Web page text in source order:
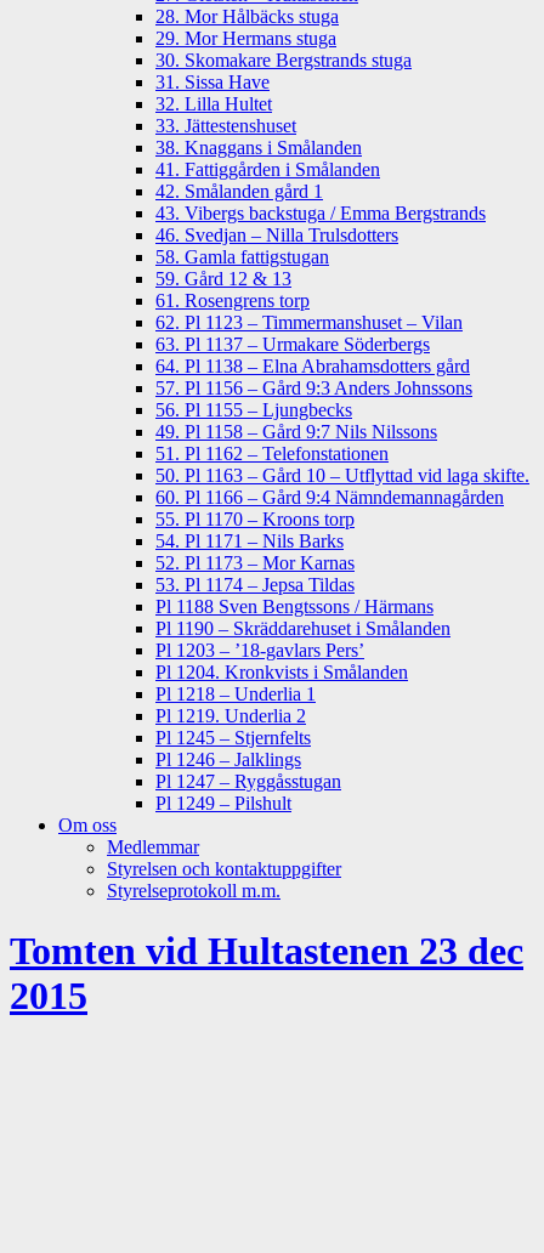
28. Mor Hålbäcks stuga
29. Mor Hermans stuga
30. Skomakare Bergstrands stuga
31. Sissa Have
32. Lilla Hultet
33. Jättestenshuset
38. Knaggans i Smålanden
41. Fattiggården i Smålanden
42. Smålanden gård 1
43. Vibergs backstuga / Emma Bergstrands
46. Svedjan – Nilla Trulsdotters
58. Gamla fattigstugan
59. Gård 12 & 13
61. Rosengrens torp
62. Pl 1123 – Timmermanshuset – Vilan
63. Pl 1137 – Urmakare Söderbergs
64. Pl 1138 – Elna Abrahamsdotters gård
57. Pl 1156 – Gård 9:3 Anders Johnssons
56. Pl 1155 – Ljungbecks
49. Pl 1158 – Gård 9:7 Nils Nilssons
51. Pl 1162 – Telefonstationen
50. Pl 1163 – Gård 10 – Utflyttad vid laga skifte.
60. Pl 1166 – Gård 9:4 Nämndemannagården
55. Pl 1170 – Kroons torp
54. Pl 1171 – Nils Barks
52. Pl 1173 – Mor Karnas
53. Pl 1174 – Jepsa Tildas
Pl 1188 Sven Bengtssons / Härmans
Pl 1190 – Skräddarehuset i Smålanden
Pl 1203 – ’18-gavlars Pers’
Pl 1204. Kronkvists i Smålanden
Pl 1218 – Underlia 1
Pl 1219. Underlia 2
Pl 1245 – Stjernfelts
Pl 1246 – Jalklings
Pl 1247 – Ryggåsstugan
Pl 1249 – Pilshult
Om oss
Medlemmar
Styrelsen och kontaktuppgifter
Styrelseprotokoll m.m.
Tomten vid Hultastenen 23 dec
2015